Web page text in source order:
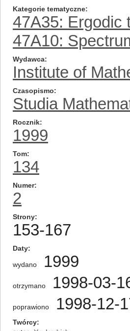
Kategorie tematyczne
47A35: Ergodic
47A10:
Wydawca
Institute of
Czasopismo
Studia
Rocznik
1999
Tom
134
Numer
2
Strony
153-167
Daty
wydano 1999
otrzymano 1998-03-
poprawiono 1998-12-
Twórcy